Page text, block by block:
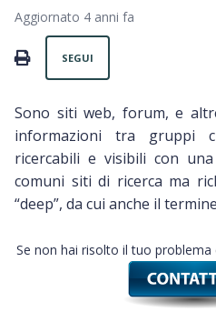
Aggiornato 4 anni fa
PRINT
SEGUI
Sono siti web, forum, e
informazioni tra gruppi
ricercabili e visibili con
comuni siti di ricerca ma
“deep”, da cui anche il
Se non hai risolto il tuo